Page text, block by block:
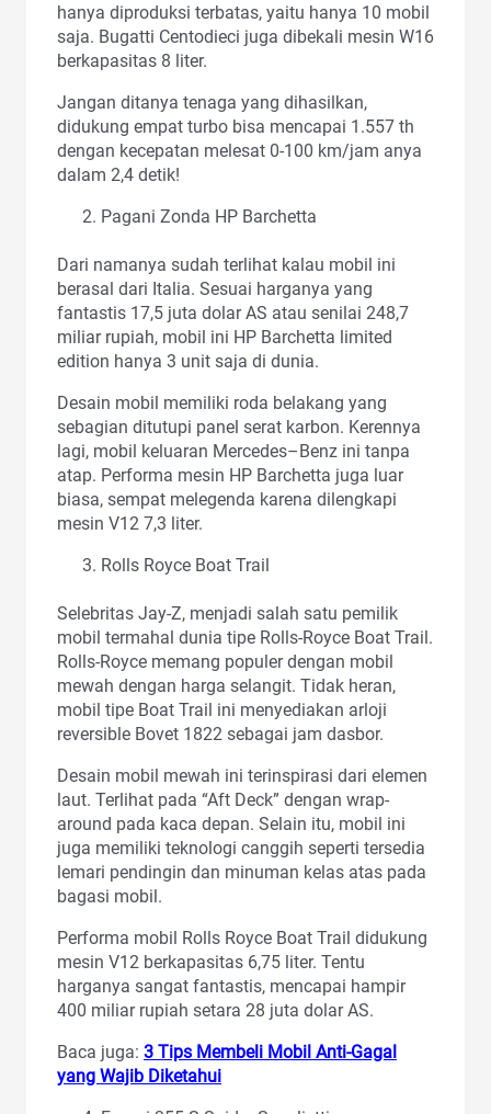
hanya diproduksi terbatas, yaitu hanya 10 mobil
saja. Bugatti Centodieci juga dibekali mesin W16
berkapasitas 8 liter.
Jangan ditanya tenaga yang dihasilkan,
didukung empat turbo bisa mencapai 1.557 th
dengan kecepatan melesat 0-100 km/jam anya
dalam 2,4 detik!
Pagani Zonda HP Barchetta
Dari namanya sudah terlihat kalau mobil ini
berasal dari Italia. Sesuai harganya yang
fantastis 17,5 juta dolar AS atau senilai 248,7
miliar rupiah, mobil ini HP Barchetta limited
edition hanya 3 unit saja di dunia.
Desain mobil memiliki roda belakang yang
sebagian ditutupi panel serat karbon. Kerennya
lagi, mobil keluaran Mercedes–Benz ini tanpa
atap. Performa mesin HP Barchetta juga luar
biasa, sempat melegenda karena dilengkapi
mesin V12 7,3 liter.
Rolls Royce Boat Trail
Selebritas Jay-Z, menjadi salah satu pemilik
mobil termahal dunia tipe Rolls-Royce Boat Trail.
Rolls-Royce memang populer dengan mobil
mewah dengan harga selangit. Tidak heran,
mobil tipe Boat Trail ini menyediakan arloji
reversible Bovet 1822 sebagai jam dasbor.
Desain mobil mewah ini terinspirasi dari elemen
laut. Terlihat pada “Aft Deck” dengan wrap-
around pada kaca depan. Selain itu, mobil ini
juga memiliki teknologi canggih seperti tersedia
lemari pendingin dan minuman kelas atas pada
bagasi mobil.
Performa mobil Rolls Royce Boat Trail didukung
mesin V12 berkapasitas 6,75 liter. Tentu
harganya sangat fantastis, mencapai hampir
400 miliar rupiah setara 28 juta dolar AS.
Baca juga: 3 Tips Membeli Mobil Anti-Gagal
yang Wajib Diketahui